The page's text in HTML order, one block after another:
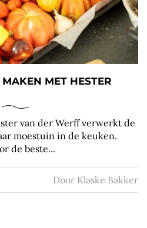
MET HESTER
van der Werff verwerkt de
moestuin in de keuken.
de beste...
Door Klaske Bakker